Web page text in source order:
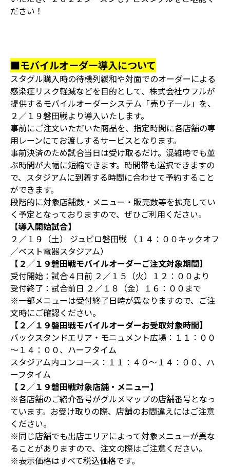
ださい！
■モバイルオーダー導入について
スタグル購入時の待機列緩和や対面でのオーダーによる
感染症リスク軽減などを目的として、株式会社ウフルが
提供するモバイルオーダーシステム「売り子―ル」を、
２／１９磐田戦より導入いたします。
事前にご注文いただいた商品を、指定時間に各店舗の専
用レーンにてお渡しするサービスとなります。
事前決済のため試合当日は受け取るだけ。混雑時でも並
ぶ時間が大幅に短縮できます。時間帯も選択できますの
で、スタジアムに到着する時間に合わせて予約すること
ができます。
段階的に対象店舗数・メニュー・販売数等を拡充してい
く予定となっておりますので、ぜひご利用ください。
【導入開始試合】
２／１９（土） ジュビロ磐田戦 （１４：００キックオフ
／ベスト電器スタジアム）
【２／１９磐田戦モバイルオーダーご注文対象期間】
受付開始：試合４日前 ２／１５（火）１２：００より
受付終了：試合前日 ２／１８（金）１６：００まで
※一部メニューは受付終了日時が異なりますので、ご注
文時にご確認ください。
【２／１９磐田戦モバイルオーダーお受取対象時間】
バックスタンドエリア・モニュメント広場：１１：００
～１４：００、ハーフタイム
スタジアム内コンコース：１１：４０～１４：００、ハ
ーフタイム
【２／１９磐田戦対象店舗・メニュー】
※各店舗のご紹介番号がグルメマップの店舗番号となっ
ています。お受け取りの際、店舗のお間違えにはご注意
ください。
※同じ店舗でも出店エリアによって対象メニューが異な
ることがありますので、注文の際はご注意ください。
※表示価格はすべて税込価格です。